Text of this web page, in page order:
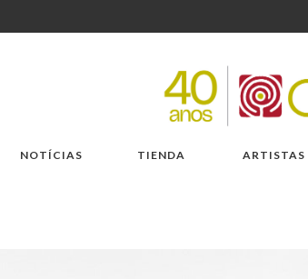
NOTÍCIAS TIENDA ARTISTAS